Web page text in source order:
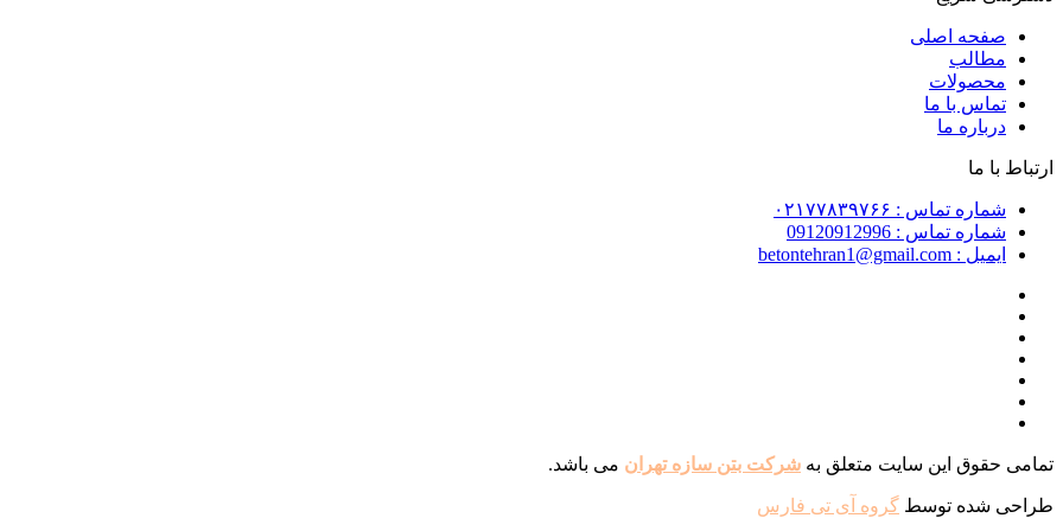
صفحه اصلی
مطالب
محصولات
تماس با ما
درباره ما
ارتباط با ما
شماره تماس : ۰۲۱۷۷۸۳۹۷۶۶
شماره تماس : 09120912996
ایمیل : betontehran1@gmail.com
تمامی حقوق این سایت متعلق به شرکت بتن سازه تهران می باشد.
طراحی شده توسط گروه آی تی فارس